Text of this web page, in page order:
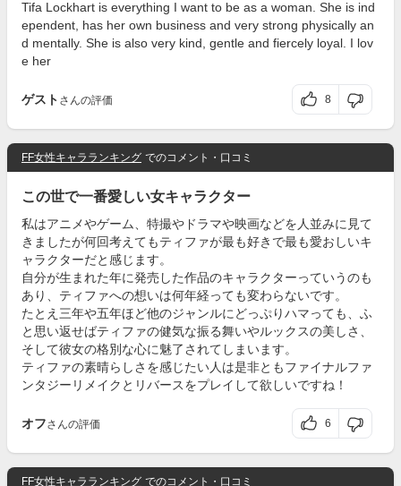
Tifa Lockhart is everything I want to be as a woman. She is ind
ependent, has her own business and very strong physically an
d mentally. She is also very kind, gentle and fiercely loyal. I lov
e her
ゲスト さんの評価 8
FF女性キャラランキング でのコメント・口コミ
この世で一番愛しい女キャラクター
私はアニメやゲーム、特撮やドラマや映画などを人並みに見て
きましたが何回考えてもティファが最も好きで最も愛おしいキ
ャラクターだと感じます。
自分が生まれた年に発売した作品のキャラクターっていうのも
あり、ティファへの想いは何年経っても変わらないです。
たとえ三年や五年ほど他のジャンルにどっぷりハマっても、ふ
と思い返せばティファの健気な振る舞いやルックスの美しさ、
そして彼女の格別な心に魅了されてしまいます。
ティファの素晴らしさを感じたい人は是非ともファイナルファ
ンタジーリメイクとリバースをプレイして欲しいですね！
オフさんの評価 6
FF女性キャラランキング でのコメント・口コミ